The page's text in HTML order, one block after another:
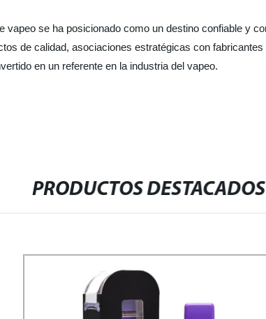
se ha posicionado como un destino confiable y
de calidad, asociaciones estratégicas con
en un referente en la industria del vapeo.
PRODUCTOS DESTACADOS